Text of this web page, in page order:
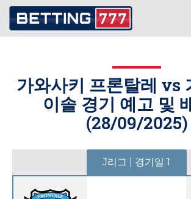
가와사키 프론탈레 vs
이솔 경기 예고 및
(28/09/2025)
J리그 | 경기일 1